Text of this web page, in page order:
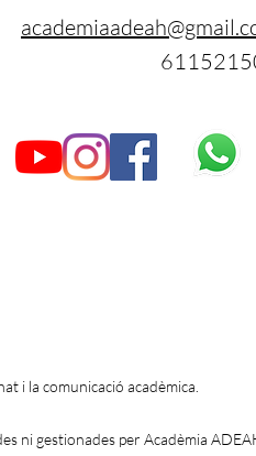
i la comunicació acadèmica.
ni gestionades per Acadèmia